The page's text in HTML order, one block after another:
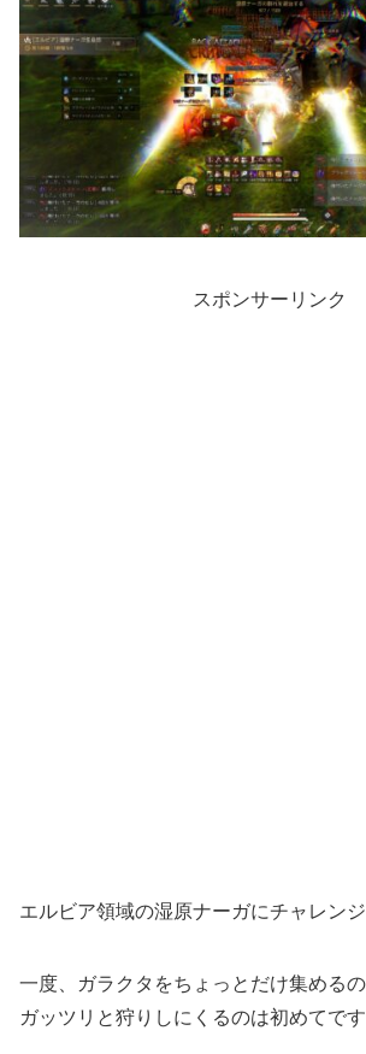
スポンサーリンク
エルビア領域の湿原ナーガにチャレンジ
一度、ガラクタをちょっとだけ集めるの
ガッツリと狩りしにくるのは初めてです